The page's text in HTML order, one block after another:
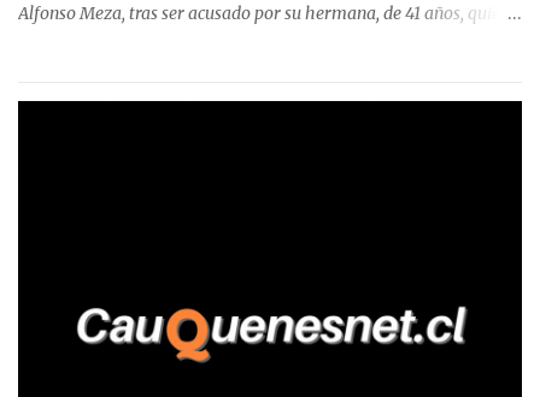
Alfonso Meza, tras ser acusado por su hermana, de 41 años, quien
relató que los hechos ocurrieron cerca de las 11:30 horas en el
trabajadores, el edil descendió del vehículo y, en medio de la
confrontación, la habría tomado de los hombros, empujado al
suelo y agredido con golpes de pies y manos, mientr...